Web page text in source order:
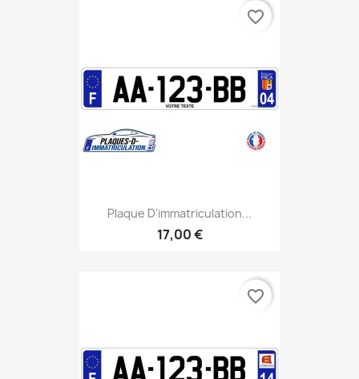
Plaque D'immatriculation...
17,00 €
favorite_border
favorite_border